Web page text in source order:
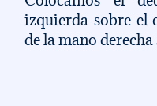
izquierda sobre el
de la mano derecha